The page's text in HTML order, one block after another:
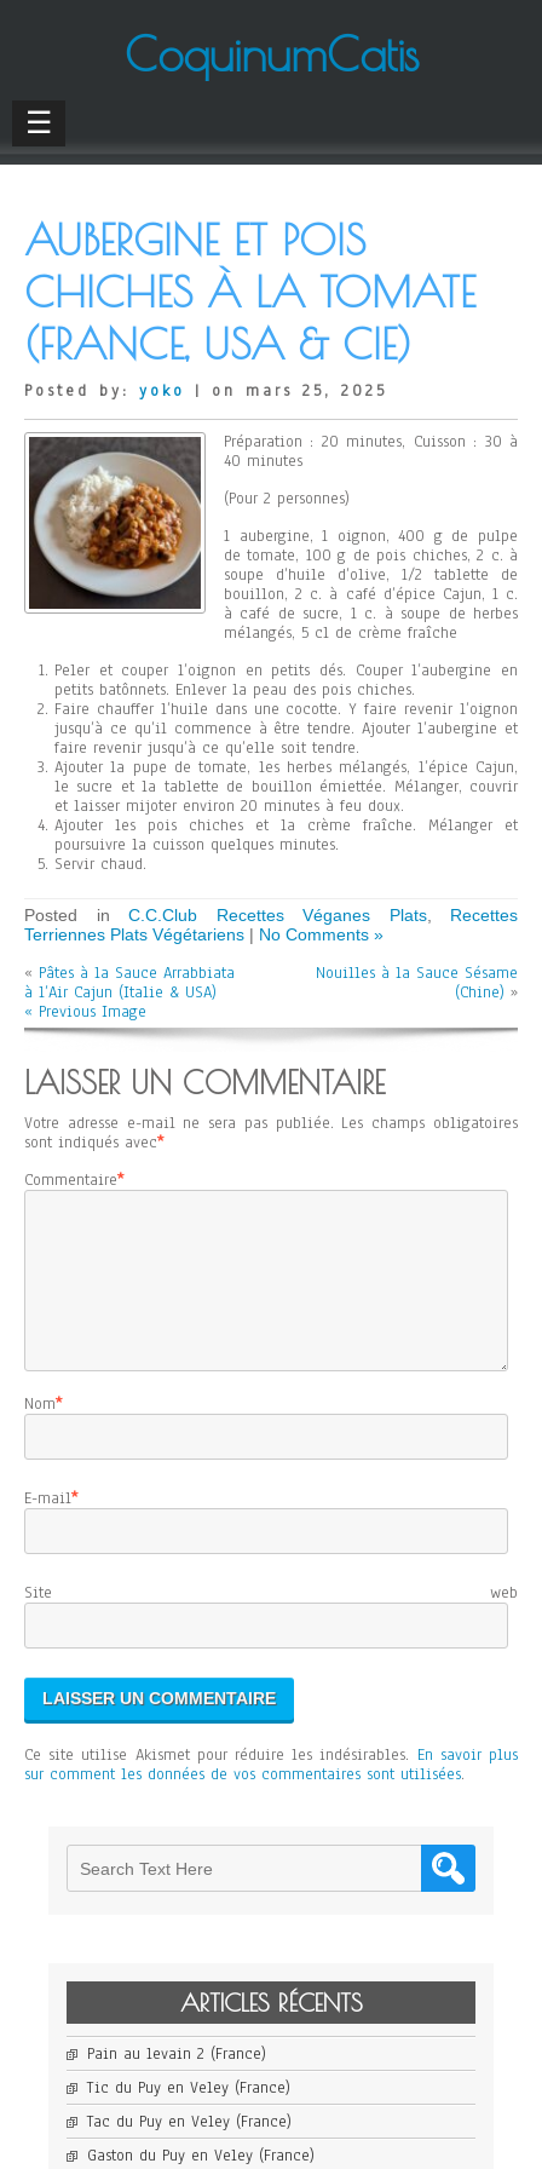
CoquinumCatis
☰
AUBERGINE ET POIS
CHICHES À LA TOMATE
(FRANCE, USA & CIE)
Posted by: yoko | on mars 25, 2025
Préparation : 20 minutes, Cuisson : 30 à
40 minutes
(Pour 2 personnes)
1 aubergine, 1 oignon, 400 g de pulpe
de tomate, 100 g de pois chiches, 2 c. à
soupe d’huile d’olive, 1/2 tablette de
bouillon, 2 c. à café d’épice Cajun, 1 c.
à café de sucre, 1 c. à soupe de herbes
mélangés, 5 cl de crème fraîche
Peler et couper l’oignon en petits dés. Couper l’aubergine en
petits batônnets. Enlever la peau des pois chiches.
Faire chauffer l’huile dans une cocotte. Y faire revenir l’oignon
jusqu’à ce qu’il commence à être tendre. Ajouter l’aubergine et
faire revenir jusqu’à ce qu’elle soit tendre.
Ajouter la pupe de tomate, les herbes mélangés, l’épice Cajun,
le sucre et la tablette de bouillon émiettée. Mélanger, couvrir
et laisser mijoter environ 20 minutes à feu doux.
Ajouter les pois chiches et la crème fraîche. Mélanger et
poursuivre la cuisson quelques minutes.
Servir chaud.
Posted in C.C.Club Recettes Véganes Plats, Recettes
Terriennes Plats Végétariens | No Comments »
« Pâtes à la Sauce Arrabbiata
à l’Air Cajun (Italie & USA)
Nouilles à la Sauce Sésame
(Chine) »
« Previous Image
LAISSER UN COMMENTAIRE
Votre adresse e-mail ne sera pas publiée. Les champs obligatoires
sont indiqués avec*
Commentaire*
Nom*
E-mail*
Site web
Ce site utilise Akismet pour réduire les indésirables. En savoir plus
sur comment les données de vos commentaires sont utilisées.
ARTICLES RÉCENTS
Pain au levain 2 (France)
Tic du Puy en Veley (France)
Tac du Puy en Veley (France)
Gaston du Puy en Veley (France)